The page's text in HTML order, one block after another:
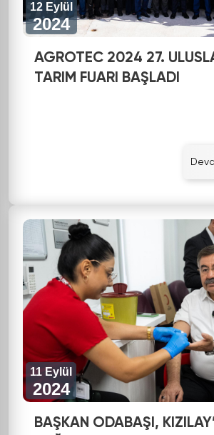
12 Eylül
2024
AGROTEC 2024 27.
TARIM FUARI BAŞLADI
11 Eylül
2024
BAŞKAN ODABAŞI,